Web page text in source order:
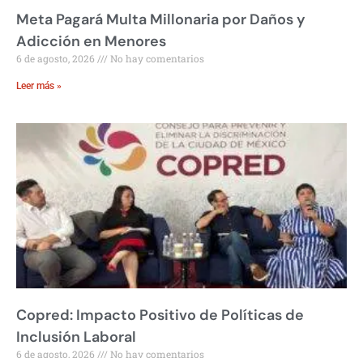
Meta Pagará Multa Millonaria por Daños y
Adicción en Menores
6 de agosto, 2026 No hay comentarios
Leer más »
Copred: Impacto Positivo de Políticas de
Inclusión Laboral
6 de agosto, 2026 No hay comentarios